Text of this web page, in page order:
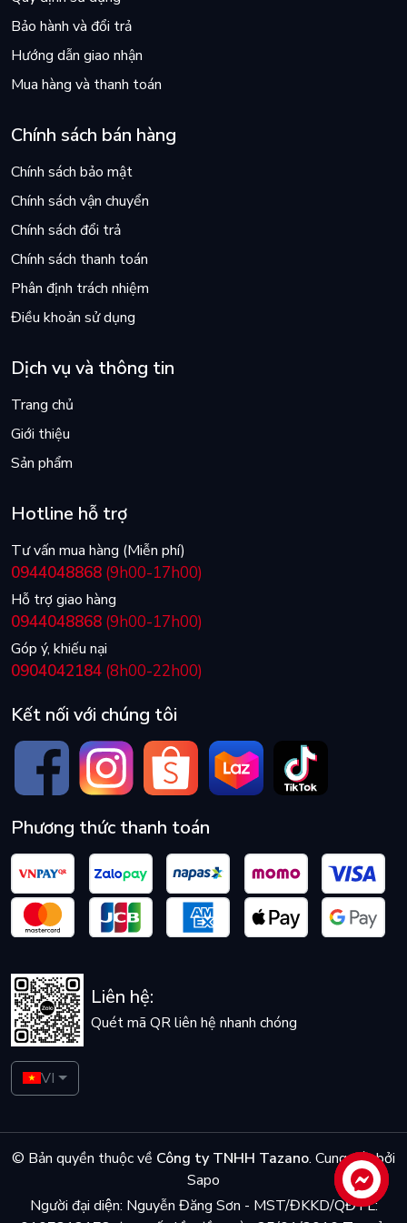
“Quý Cô Khởi Nghiệp" sẽ mang đến cho bạn tiếng nói của lý
trí và sự khích lệ mạnh mẽ để bạn viết nên câu chuyện thành
công của chính bạn.
nằm ngay trước mắt: đọc Quý Cô Khởi Nghiệp, mở laptop và
Bảo hành và đổi trả
Hướng dẫn giao nhận
Mua hàng và thanh toán
Chính sách bán hàng
Chính sách bảo mật
Chính sách vận chuyển
Chính sách đổi trả
Chính sách thanh toán
Phân định trách nhiệm
Điều khoản sử dụng
Dịch vụ và thông tin
Trang chủ
Giới thiệu
Sản phẩm
Hotline hỗ trợ
Tư vấn mua hàng (Miễn phí)
0944048868 (9h00-17h00)
Hỗ trợ giao hàng
0944048868 (9h00-17h00)
Góp ý, khiếu nại
0904042184 (8h00-22h00)
Kết nối với chúng tôi
Phương thức thanh toán
Liên hệ:
Quét mã QR liên hệ nhanh chóng
VI
© Bản quyền thuộc về Công ty TNHH Tazano. Cung cấp bởi
Sapo
Người đại diện: Nguyễn Đăng Sơn - MST/ĐKKD/QĐTL:
Liên hệ